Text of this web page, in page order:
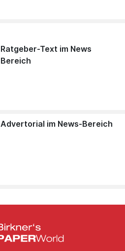
Ratgeber-Text im News
Bereich
Advertorial im News-Bereich